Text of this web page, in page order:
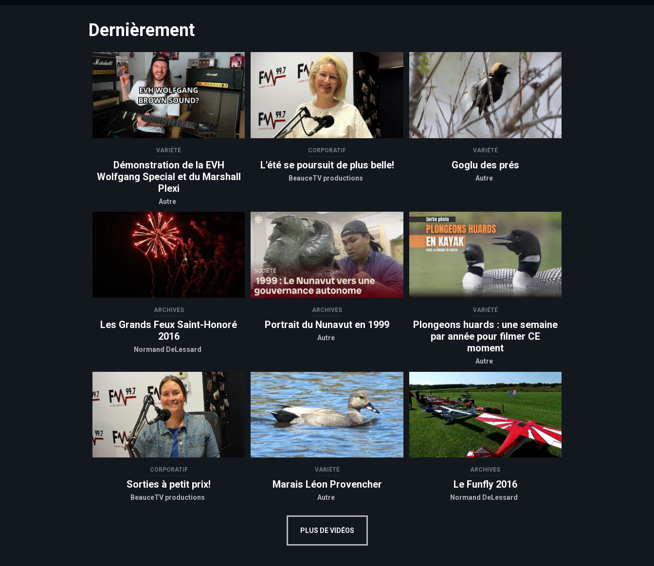
Dernièrement
VARIÉTÉ
Démonstration de la EVH
Wolfgang Special et du Marshall
Plexi
Autre
CORPORATIF
L'été se poursuit de plus belle!
BeauceTV productions
VARIÉTÉ
Goglu des prés
Autre
ARCHIVES
Les Grands Feux Saint-Honoré
2016
Normand DeLessard
ARCHIVES
Portrait du Nunavut en 1999
Autre
VARIÉTÉ
Plongeons huards : une semaine
par année pour filmer CE
moment
Autre
CORPORATIF
Sorties à petit prix!
BeauceTV productions
VARIÉTÉ
Marais Léon Provencher
Autre
ARCHIVES
Le Funfly 2016
Normand DeLessard
PLUS DE VIDÉOS